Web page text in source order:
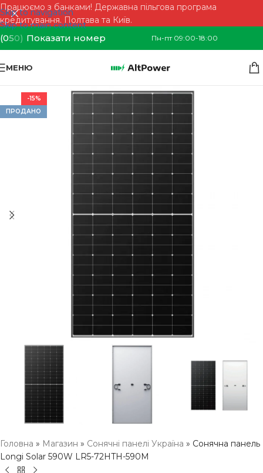
Skip to navigation
Skip to main content
Працюємо з банками! Державна пільгова програма
кредитування. Полтава та Київ.
(050) Показати номер Пн-пт 09:00-18:00
МЕНЮ
-15%
ПРОДАНО
Головна » Магазин » Сонячні панелі Україна » Сонячна панель
Longi Solar 590W LR5-72HTH-590M